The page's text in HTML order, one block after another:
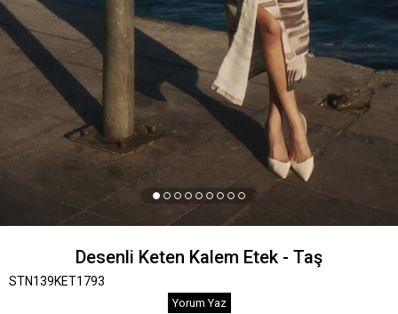
Desenli Keten Kalem Etek - Taş
STN139KET1793
Yorum Yaz